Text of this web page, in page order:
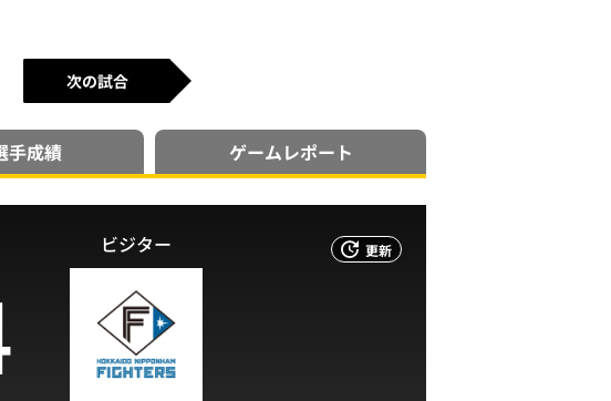
次の試合
手成績 ゲームレポート
更新
ビジター